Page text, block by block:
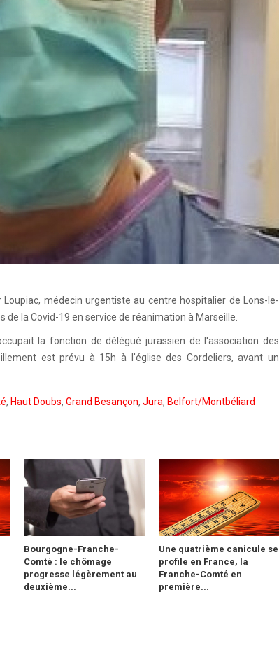
médecin urgentiste au centre hospitalier de Lons-le-
la Covid-19 en service de réanimation à Marseille.
la fonction de délégué jurassien de l'association des
est prévu à 15h à l'église des Cordeliers, avant un
, Haut Doubs, Grand Besançon, Jura, Belfort/Montbéliard
Bourgogne-Franche-
Comté : le chômage
progresse légèrement au
deuxième...
Une quatrième canicule se
profile en France, la
Franche-Comté en
première...